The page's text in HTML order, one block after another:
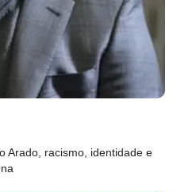
Arado, racismo, identidade e